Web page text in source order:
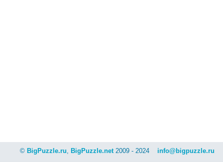
© BigPuzzle.ru, BigPuzzle.net2009 - 2024 info@bigpuzzle.ru